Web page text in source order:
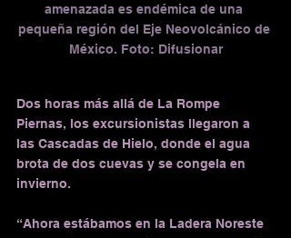
amenazada es endémica de una
pequeña región del Eje Neovolcánico de
México. Foto: Difusionar
Dos horas más allá de La Rompe
Piernas, los excursionistas llegaron a
las Cascadas de Hielo, donde el agua
brota de dos cuevas y se congela en
invierno.
“Ahora estábamos en la Ladera Noreste